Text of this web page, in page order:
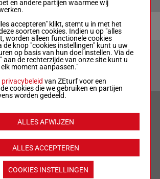
LIMIETEN & SESSIEDETAILS
ALGEMENE VOORWAARDEN
en andere partijen waarmee wij
accepteren" klikt, stemt u in met het
soorten cookies. Indien u op "alles
worden alleen functionele cookies
knop "cookies instellingen" kunt u uw
op basis van hun doel instellen. Via de
aan de rechterzijde van onze site kunt u
moment aanpassen."
privacybeleid van ZEturf voor een
cookies die we gebruiken en partijen
worden gedeeld.
ALLES ACCEPTEREN
ALLES AFWIJZEN
COOKIES INSTELLINGEN